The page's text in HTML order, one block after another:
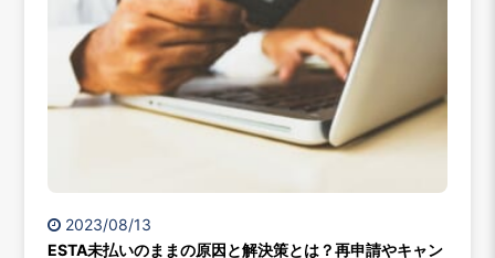
2023/08/13
ESTA未払いのままの原因と解決策とは？再申請やキャン